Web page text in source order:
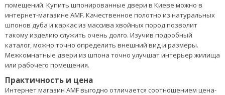
помещений. Купить шпонированные двери в Киеве можно в
интернет-магазине AMF. Качественное полотно из натуральных
шпонов дуба и каркас из массива хвойных пород позволит
такому изделию служить очень долго. Изучив подробный
каталог, можно точно определить внешний вид и размеры.
Межкомнатные двери из шпона точно улучшат интерьер жилища
или рабочего помещения.
Практичность и цена
Интернет магазин AMF выгодно отличается соотношением цена-